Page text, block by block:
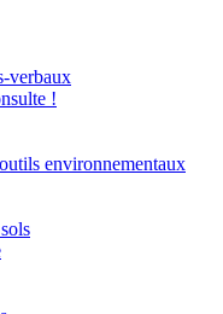
verbaux
!
environnementaux